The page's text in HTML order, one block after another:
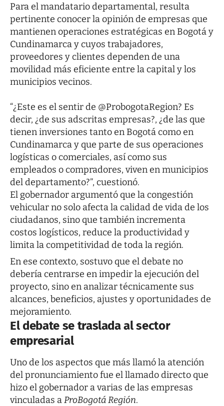
Para el mandatario departamental, resulta
pertinente conocer la opinión de empresas que
mantienen operaciones estratégicas en Bogotá y
Cundinamarca y cuyos trabajadores,
proveedores y clientes dependen de una
movilidad más eficiente entre la capital y los
municipios vecinos.
“¿Este es el sentir de @ProbogotaRegion? Es
decir, ¿de sus adscritas empresas?, ¿de las que
tienen inversiones tanto en Bogotá como en
Cundinamarca y que parte de sus operaciones
logísticas o comerciales, así como sus
empleados o compradores, viven en municipios
del departamento?”, cuestionó.
El gobernador argumentó que la congestión
vehicular no solo afecta la calidad de vida de los
ciudadanos, sino que también incrementa
costos logísticos, reduce la productividad y
limita la competitividad de toda la región.
En ese contexto, sostuvo que el debate no
debería centrarse en impedir la ejecución del
proyecto, sino en analizar técnicamente sus
alcances, beneficios, ajustes y oportunidades de
mejoramiento.
El debate se traslada al sector
empresarial
Uno de los aspectos que más llamó la atención
del pronunciamiento fue el llamado directo que
hizo el gobernador a varias de las empresas
vinculadas aProBogotá Región.